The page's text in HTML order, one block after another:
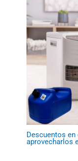
Descuentos en
aprovecharlos